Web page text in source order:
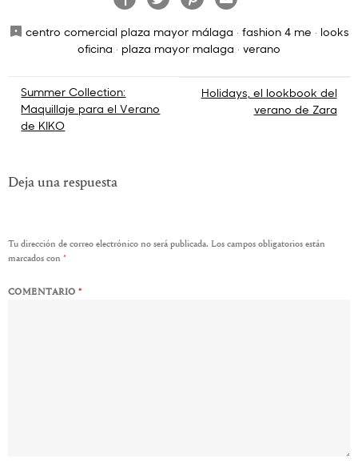
centro comercial plaza mayor málaga · fashion 4 me · looks
oficina · plaza mayor malaga · verano
Navegación
de
Summer Collection:
Maquillaje para el Verano
de KIKO
Holidays, el lookbook del
verano de Zara
Deja una respuesta
Tu dirección de correo electrónico no será publicada. Los campos obligatorios están
marcados con *
COMENTARIO*